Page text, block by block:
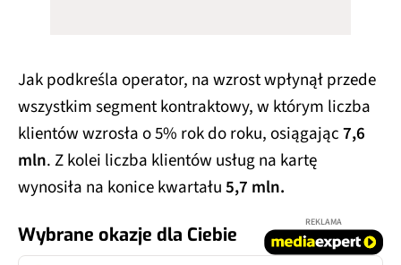
Jak podkreśla operator, na wzrost wpłynął przede
wszystkim segment kontraktowy, w którym liczba
klientów wzrosła o 5% rok do roku, osiągając7,6
mln. Z kolei liczba klientów usług na kartę
wynosiła na konice kwartału5,7 mln.
Wybrane okazje dla Ciebie
REKLAMA